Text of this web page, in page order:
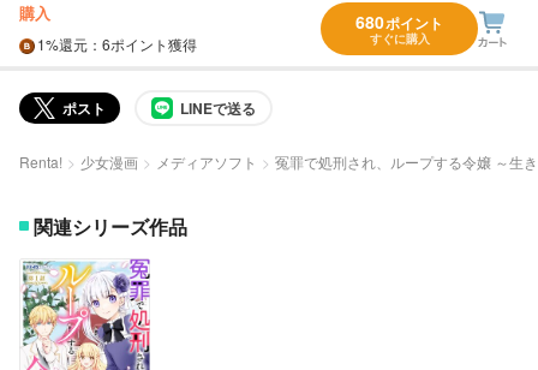
購入
1%還元 ：6ポイント獲得
680ポイント
すぐに購入
ポスト LINEで送る
Renta! 少女漫画 メディアソフト 冤罪で処刑され、ループする令嬢 ～生
関連シリーズ作品